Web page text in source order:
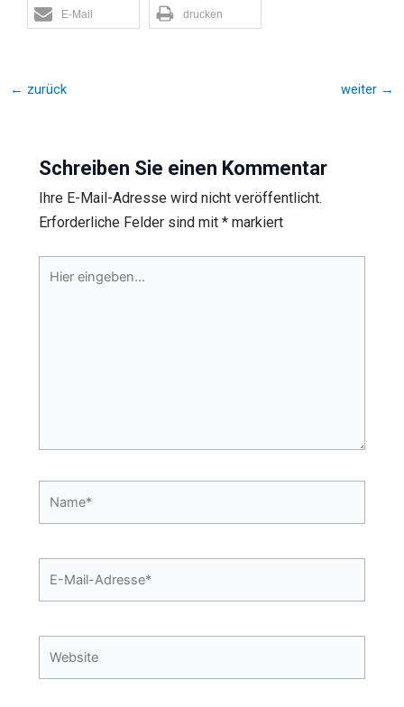
E-Mail drucken
← zurück weiter →
Schreiben Sie einen Kommentar
Ihre E-Mail-Adresse wird nicht veröffentlicht.
Erforderliche Felder sind mit *markiert